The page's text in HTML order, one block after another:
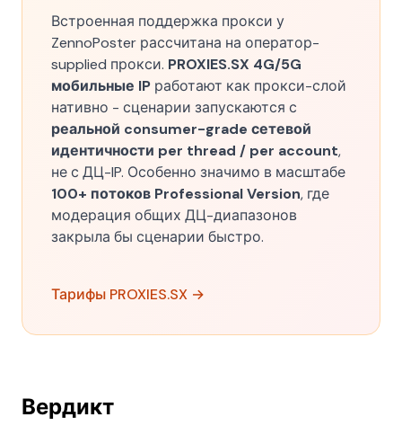
Встроенная поддержка прокси у
ZennoPoster рассчитана на оператор-
supplied прокси. PROXIES.SX 4G/5G
мобильные IP работают как прокси-слой
нативно - сценарии запускаются с
реальной consumer-grade сетевой
идентичности per thread / per account,
не с ДЦ-IP. Особенно значимо в масштабе
100+ потоков Professional Version, где
модерация общих ДЦ-диапазонов
закрыла бы сценарии быстро.
Тарифы PROXIES.SX →
Вердикт